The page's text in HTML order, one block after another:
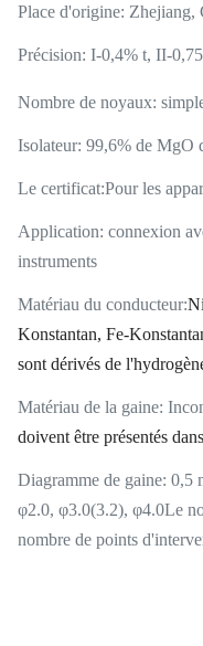
Place d'origine: Zhejiang,
Précision: I-0,4% t, II-
Nombre de noyaux:
Isolateur: 99,6% de MgO
Le certificat:Pour les
Application: connexion
instruments
Matériau du conducteur:
Konstantan, Fe-
sont dérivés de
Matériau de la gaine:
doivent être présentés
Diagramme de gaine: 0,5
φ2.0, φ3.0(3.2), φ4.0Le
nombre de points